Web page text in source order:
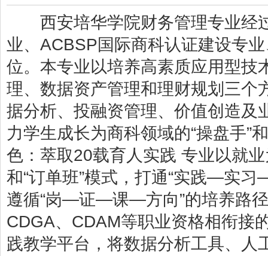
西安培华学院财务管理专业经
业、ACBSP国际商科认证建设专
位。本专业以培养高素质应用型技
理、数据资产管理和理财规划三个
据分析、投融资管理、价值创造及
力学生成长为商科领域的“操盘手”
色：萃取20载育人实践 专业以就
和“订单班”模式，打通“实践—实
遵循“岗—证—课—方向”的培养路
CDGA、CDAM等职业资格相衔接
践教学平台，将数据分析工具、人